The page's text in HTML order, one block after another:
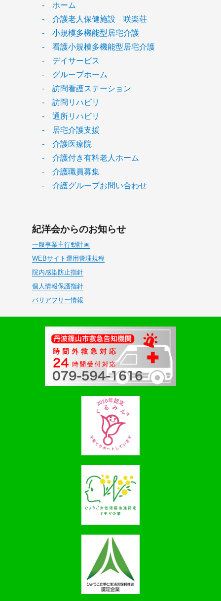
- ホーム
- 介護老人保健施設 咲楽荘
- 小規模多機能型居宅介護
- 看護小規模多機能型居宅介護
- デイサービス
- グループホーム
- 訪問看護ステーション
- 訪問リハビリ
- 通所リハビリ
- 居宅介護支援
- 介護医療院
- 介護付き有料老人ホーム
- 介護職員募集
- 介護グループお問い合わせ
紀洋会からのお知らせ
一般事業主行動計画
WEBサイト運用管理規程
院内感染防止指針
個人情報保護指針
バリアフリー情報